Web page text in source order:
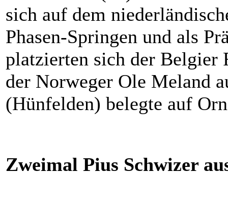
sich auf dem
Phasen-Springen und als
platzierten sich der
der Norweger Ole Meland
(Hünfelden) belegte auf
Zweimal Pius Schwizer